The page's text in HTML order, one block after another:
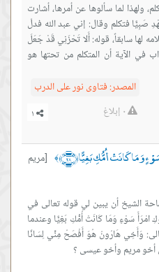
ولهذا لما سألوها عن أمرها، أشارت
صَبِيًّا فتكلم وقال: إني عبد الله فدلّ
لها سابقاً، قوله: أَلا تَحْزَنِي قَدْ جَعَلَ
في الآية أن المتكلم من تحتها هو
المصدر:فتاوى نور على الدرب
٠ إبلاغ
وَمَا كَانَتْ أُمُّكِ بَغِيًّا ﴿٢٨﴾ ﴾
[مريم
الشيخ أن يبين لي قوله تعالى في
سَوْءٍ وَمَا كَانَتْ أُمُّكِ بَغِيًّا وعندما
وَأَخِي هَارُونُ هُوَ أَفْصَحُ مِنِّي لِسَانًا